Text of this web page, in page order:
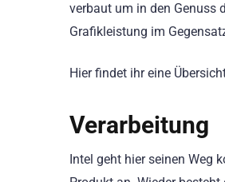
verbaut um in den Genuss
Grafikleistung im
Hier findet ihr eine
Verarbeitung
Intel geht hier seinen Weg